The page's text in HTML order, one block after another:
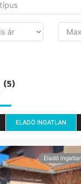
(5)
ELADÓ INGATLAN
Eladó